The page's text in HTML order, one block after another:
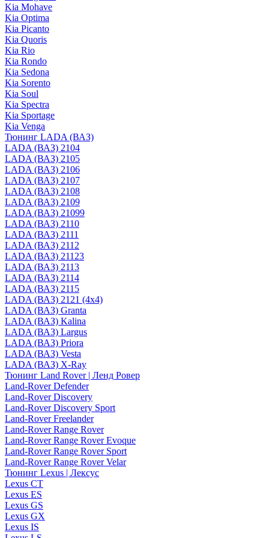
Kia Mohave
Kia Optima
Kia Picanto
Kia Quoris
Kia Rio
Kia Rondo
Kia Sedona
Kia Sorento
Kia Soul
Kia Spectra
Kia Sportage
Kia Venga
Тюнинг LADA (ВАЗ)
LADA (ВАЗ) 2104
LADA (ВАЗ) 2105
LADA (ВАЗ) 2106
LADA (ВАЗ) 2107
LADA (ВАЗ) 2108
LADA (ВАЗ) 2109
LADA (ВАЗ) 21099
LADA (ВАЗ) 2110
LADA (ВАЗ) 2111
LADA (ВАЗ) 2112
LADA (ВАЗ) 21123
LADA (ВАЗ) 2113
LADA (ВАЗ) 2114
LADA (ВАЗ) 2115
LADA (ВАЗ) 2121 (4x4)
LADA (ВАЗ) Granta
LADA (ВАЗ) Kalina
LADA (ВАЗ) Largus
LADA (ВАЗ) Priora
LADA (ВАЗ) Vesta
LADA (ВАЗ) X-Ray
Тюнинг Land Rover | Ленд Ровер
Land-Rover Defender
Land-Rover Discovery
Land-Rover Discovery Sport
Land-Rover Freelander
Land-Rover Range Rover
Land-Rover Range Rover Evoque
Land-Rover Range Rover Sport
Land-Rover Range Rover Velar
Тюнинг Lexus | Лексус
Lexus CT
Lexus ES
Lexus GS
Lexus GX
Lexus IS